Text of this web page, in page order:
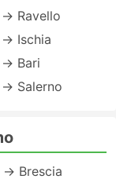
Ravello
Ischia
→ Bari
Salerno
→ Brescia